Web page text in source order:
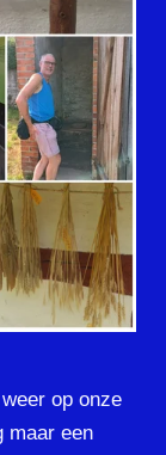
op onze
maar een